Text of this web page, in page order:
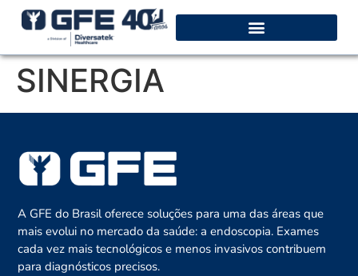
SINERGIA
A GFE do Brasil oferece soluções para uma das áreas que
mais evolui no mercado da saúde: a endoscopia. Exames
cada vez mais tecnológicos e menos invasivos contribuem
para diagnósticos precisos.